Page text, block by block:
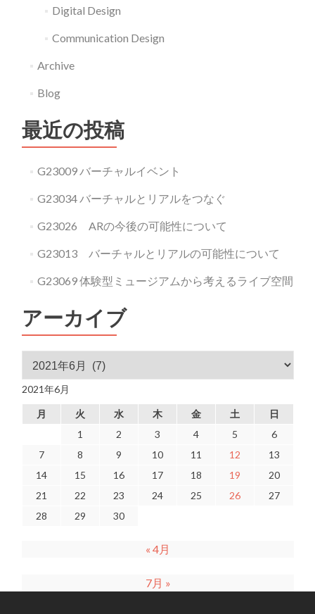
康
活」
Digital Design
Communication Design
Archive
Blog
最近の投稿
G23009 バーチャルイベント
G23034 バーチャルとリアルをつなぐ
G23026 ARの今後の可能性について
G23013 バーチャルとリアルの可能性について
G23069 体験型ミュージアムから考えるライブ空間
アーカイブ
アーカイブ
2021年6月
月 火 水 木 金 土
日
1
2 3 4 5
6
7
8 9 10 11 12
13
14
15 16 17 18 19
20
21
22 23 24 25 26
27
28
29 30
« 4月
7月 »